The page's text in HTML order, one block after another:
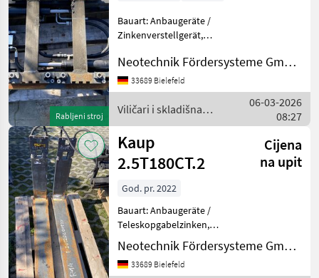
Rabljeni stroj
Bauart: Anbaugeräte /
Zinkenverstellgerät,
skladišna tehnika Dodatna
oprema i rezervni dijelovi za
viljuškare
Neotechnik Fördersysteme GmbH & Co. KG
33689 Bielefeld
Viličari i skladišna
tehnika / Kaup
06-03-2026
08:27
Kaup
2.5T180CT.2
Cijena
na upit
God. pr. 2022
Bauart: Anbaugeräte /
Teleskopgabelzinken,
Tragkraft: 2500kg,
Beschreibung: 1100mm
Grundlänge 750mm
Neotechnik Fördersysteme GmbH & Co. KG
33689 Bielefeld